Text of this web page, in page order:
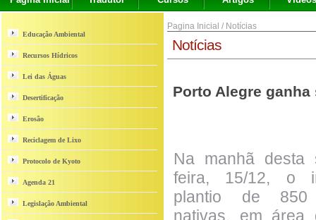
Educação Ambiental
Recursos Hídricos
Lei das Águas
Desertificação
Erosão
Reciclagem de Lixo
Protocolo de Kyoto
Agenda 21
Legislação Ambiental
Pagina Inicial / Notícias
Notícias
Porto Alegre
Na manhã desta
feira, 15/12, o
plantio de 850
nativas, em área